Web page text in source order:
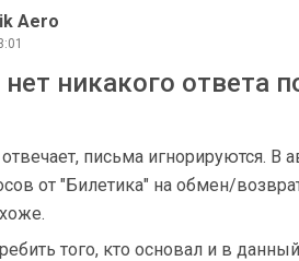
Aero
никакого ответа
письма игнорируются. В
от "Билетика" на обмен/
того, кто основал и в